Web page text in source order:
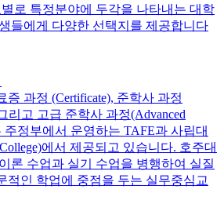
로 특정분야에 두각을 나타내는 대학
들에게 다양한 선택지를 제공합니다
증 과정 (Certificate), 준학사 과정
리고 고급 준학사 과정(Advanced
주정부에서 운영하는 TAFE과 사립대
에서 제공되고 있습니다. 호주대
론 수업과 실기 수업을 병행하여 실질
적인 학업에 중점을 두는 실무중심교